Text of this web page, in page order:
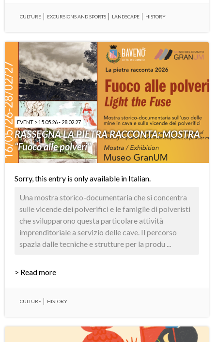
CULTURE EXCURSIONS AND SPORTS LANDSCAPE HISTORY
EVENT > 15.05.26 - 28.02.27
RASSEGNA LA PIETRA RACCONTA: MOSTRA
“Fuoco alle polveri”
Sorry, this entry is only available in Italian.
Una mostra storico-documentaria che si concentra
sulle vicende dei polverifici e le famiglie di polveristi
che svilupparono questa particolare attività
imprenditoriale a servizio delle cave. Il percorso
spazia dalle tecniche e strutture per la produ ...
> Read more
CULTURE HISTORY